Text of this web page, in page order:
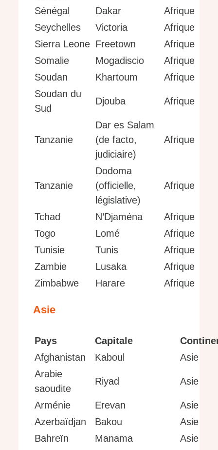
Sénégal Dakar
Afrique
Seychelles
Victoria
Afrique
Sierra Leone Freetown
Afrique
Somalie
Mogadiscio
Afrique
Soudan
Khartoum
Afrique
Soudan du
Sud
Djouba Afrique
Tanzanie
Dar es Salam
(de facto,
judiciaire)
Afrique
Tanzanie
Dodoma
(officielle,
législative)
Afrique
Tchad N’Djaména
Afrique
Togo
Lomé
Afrique
Tunisie
Tunis
Afrique
Zambie
Lusaka
Afrique
Zimbabwe
Harare Afrique
Asie
Pays Capitale
Afghanistan
Kaboul
Asie
Arabie
saoudite
Riyad Asie
Arménie Erevan
Asie
Azerbaïdjan
Bakou
Asie
Bahreïn
Manama
Asie